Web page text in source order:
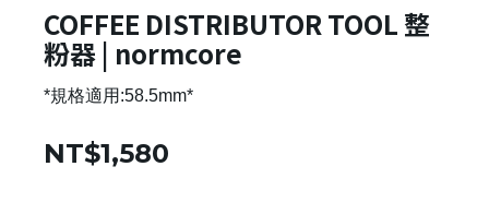
COFFEE DISTRIBUTOR TOOL 整
粉器 | normcore
*規格適用:58.5mm*
NT$1,580